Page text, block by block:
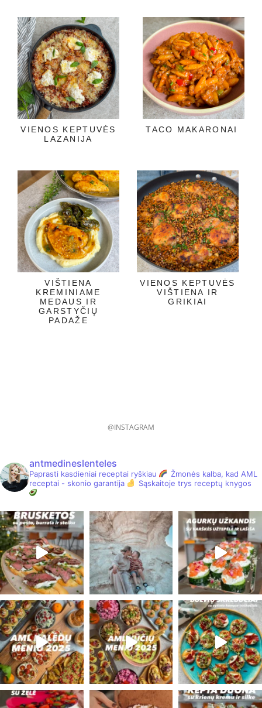
VIENOS KEPTUVĖS
LAZANIJA
TACO MAKARONAI
VIŠTIENA
KREMINIAME
MEDAUS IR
GARSTYČIŲ
PADAŽE
VIENOS KEPTUVĖS
VIŠTIENA IR
GRIKIAI
@INSTAGRAM
antmedineslenteles
Paprasti kasdieniai receptai ryškiau
Žmonės kalba, kad AML
receptai - skonio garantija
Sąskaitoje trys receptų knygos